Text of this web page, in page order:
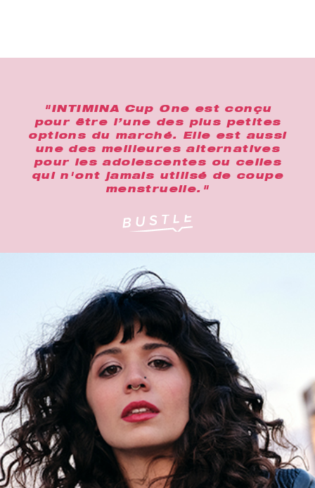
"INTIMINA Cup One est conçu
pour être l’une des plus petites
options du marché. Elle est aussi
une des meilleures alternatives
pour les adolescentes ou celles
qui n'ont jamais utilisé de coupe
menstruelle."